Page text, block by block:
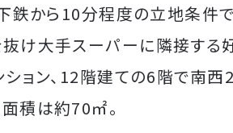
鉄から10分程度の立地条件
け大手スーパーに隣接する
ョン、12階建ての6階で南西
積は約70㎡。